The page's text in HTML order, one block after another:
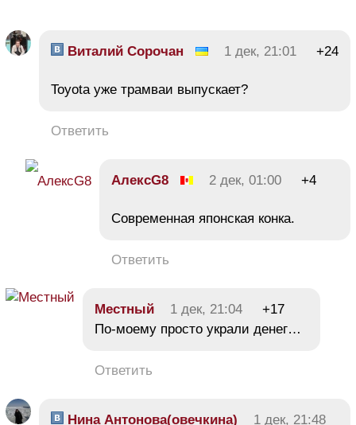
Виталий Сорочан 1 дек, 21:01 +24
Toyota уже трамваи выпускает?
Ответить
АлексG8 2 дек, 01:00 +4
Современная японская конка.
Ответить
Местный 1 дек, 21:04
+17
По-моему просто украли денег…
Ответить
Нина Антонова(овечкина) 1 дек, 21:48